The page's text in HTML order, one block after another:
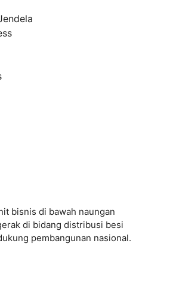
bisnis di bawah naungan
di bidang distribusi besi
pembangunan nasional.